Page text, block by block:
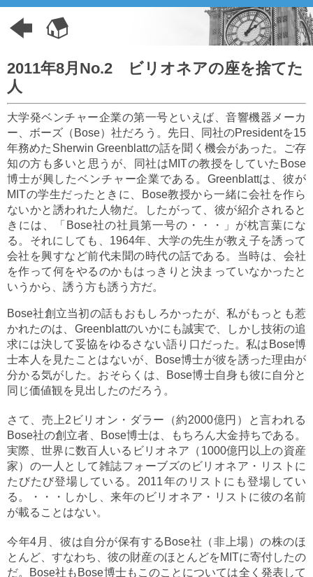
2011年8月No.2 ビリオネアの座を捨てた
人
大学発ベンチャー企業の第一号といえば、音響機器メーカ
ー、ボーズ（Bose）社だろう。先日、同社のPresidentを15
年務めたSherwin Greenblattの話を聞く機会があった。ご存
知の方も多いと思うが、同社はMITの教授をしていたBose
博士が興したベンチャー企業である。Greenblattは、彼が
MITの学生だったときに、Bose教授から一緒に会社を作ら
ないかと誘われた人物だ。したがって、彼が紹介されると
きには、「Bose社の社員第一号の・・・」が枕言葉にな
る。それにしても、1964年、大学の先生が教え子を誘って
会社を興すなど前代未聞の時代の話である。当時は、会社
を作って何をやるのかもはっきりと決まっていなかったと
いうから、誘う方も誘う方だ。
Bose社創立当初の話もおもしろかったが、私がもっとも惹
かれたのは、Greenblattのいかにも誠実で、しかし技術の追
求には決して妥協をゆるさない語り口だった。私はBose博
士本人を見たことはないが、Bose博士が彼を誘った理由が
分かる気がした。おそらくは、Bose博士自身も彼に自分と
同じ価値観を見出したのだろう。
さて、売上2ビリオン・ダラー（約2000億円）と言われる
Bose社の創立者、Bose博士は、もちろん大金持ちである。
実際、世界に数百人いるビリオネア（1000億円以上の資産
家）の一人として雑誌フォーブズのビリオネア・リストに
たびたび登場している。2011年のリストにも登場してい
る。・・・しかし、来年のビリオネア・リストに彼の名前
が載ることはない。
今年4月、彼は自分が保有するBose社（非上場）の株のほ
とんど、すなわち、彼の財産のほとんどをMITに寄付したの
だ。Bose社もBose博士もこのことについては全く発表して